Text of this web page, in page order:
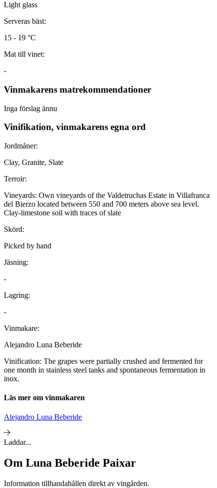
Light glass
Serveras bäst:
15 - 19 °C
Mat till vinet:
-
Vinmakarens matrekommendationer
Inga förslag ännu
Vinifikation, vinmakarens egna ord
Jordmåner:
Clay, Granite, Slate
Terroir:
Vineyards: Own vineyards of the Valdetruchas Estate in Villafranca
del Bierzo located between 550 and 700 meters above sea level.
Clay-limestone soil with traces of slate
Skörd:
Picked by hand
Jäsning:
-
Lagring:
-
Vinmakare:
Alejandro Luna Beberide
Vinification: The grapes were partially crushed and fermented for
one month in stainless steel tanks and spontaneous fermentation in
inox.
Läs mer om vinmakaren
Alejandro Luna Beberide
Laddar...
Om Luna Beberide Paixar
Information tillhandahållen direkt av vingården.